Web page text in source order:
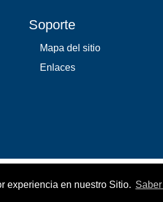
experiencia en nuestro Sitio.
Soporte
Mapa del sitio
Enlaces